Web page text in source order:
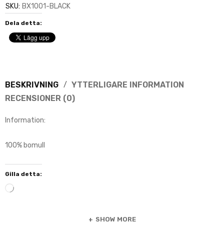
SKU: BX1001-BLACK
Dela detta:
BESKRIVNING
YTTERLIGARE INFORMATION
RECENSIONER (0)
Information:
100% bomull
Gilla detta:
SHOW MORE